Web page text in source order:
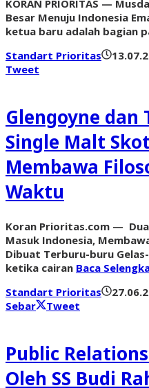
KORAN PRIORITAS —
Besar Menuju Indonesia
ketua baru adalah bagian
Standart Prioritas
Tweet
Glengoyne dan
Single Malt
Membawa
Waktu
Koran Prioritas.com —
Masuk Indonesia,
Dibuat Terburu-buru
ketika cairan Baca
Standart Prioritas
Sebar
Tweet
Public
Oleh SS Budi